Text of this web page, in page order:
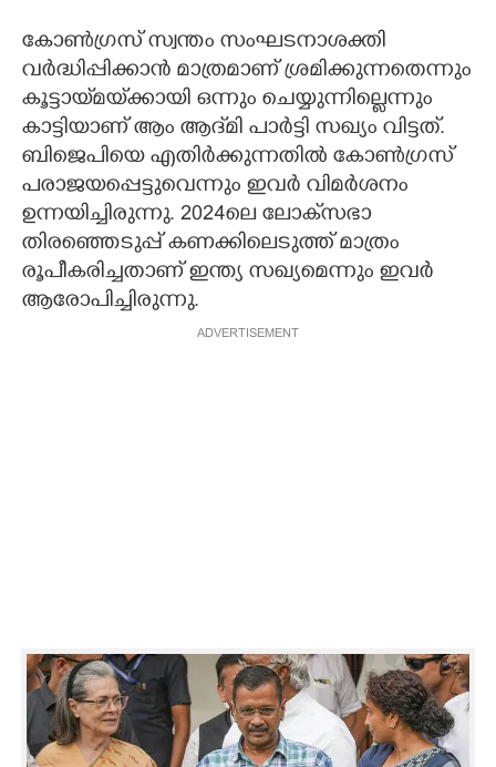
കോൺഗ്രസ് സ്വന്തം സംഘടനാശക്തി
വർദ്ധിപ്പിക്കാൻ മാത്രമാണ് ശ്രമിക്കുന്നതെന്നും
കൂട്ടായ്‌മയ്‌ക്കായി ഒന്നും ചെയ്യുന്നില്ലെന്നും
കാട്ടിയാണ് ആം ആദ്‌മി പാർട്ടി സഖ്യം വിട്ടത്.
ബിജെപിയെ എതിർക്കുന്നതിൽ കോൺഗ്രസ്
പരാജയപ്പെട്ടുവെന്നും ഇവർ വിമർശനം
ഉന്നയിച്ചിരുന്നു. 2024ലെ ലോക്‌സഭാ
തിരഞ്ഞെടുപ്പ് കണക്കിലെടുത്ത് മാത്രം
രൂപീകരിച്ചതാണ് ഇന്ത്യ സഖ്യമെന്നും ഇവർ
ആരോപിച്ചിരുന്നു.
ADVERTISEMENT